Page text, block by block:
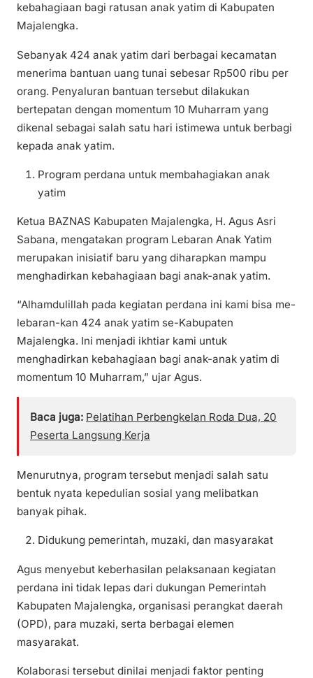
kebahagiaan bagi ratusan anak yatim di Kabupaten
Majalengka.
Sebanyak 424 anak yatim dari berbagai kecamatan
menerima bantuan uang tunai sebesar Rp500 ribu per
orang. Penyaluran bantuan tersebut dilakukan
bertepatan dengan momentum 10 Muharram yang
dikenal sebagai salah satu hari istimewa untuk berbagi
kepada anak yatim.
Program perdana untuk membahagiakan anak
yatim
Ketua BAZNAS Kabupaten Majalengka, H. Agus Asri
Sabana, mengatakan program Lebaran Anak Yatim
merupakan inisiatif baru yang diharapkan mampu
menghadirkan kebahagiaan bagi anak-anak yatim.
“Alhamdulillah pada kegiatan perdana ini kami bisa me-
lebaran-kan 424 anak yatim se-Kabupaten
Majalengka. Ini menjadi ikhtiar kami untuk
menghadirkan kebahagiaan bagi anak-anak yatim di
momentum 10 Muharram,” ujar Agus.
Baca juga: Pelatihan Perbengkelan Roda Dua, 20
Peserta Langsung Kerja
Menurutnya, program tersebut menjadi salah satu
bentuk nyata kepedulian sosial yang melibatkan
banyak pihak.
Didukung pemerintah, muzaki, dan masyarakat
Agus menyebut keberhasilan pelaksanaan kegiatan
perdana ini tidak lepas dari dukungan Pemerintah
Kabupaten Majalengka, organisasi perangkat daerah
(OPD), para muzaki, serta berbagai elemen
masyarakat.
Kolaborasi tersebut dinilai menjadi faktor penting